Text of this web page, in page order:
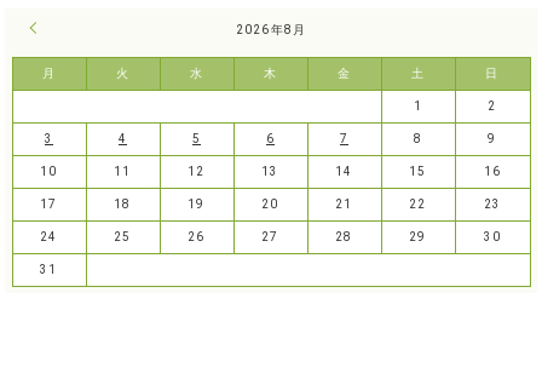
2026年8月
月 火 水 木 金 土 日
1 2
3 4 5 6 7 8 9
10 11 12 13 14 15 16
17 18 19 20 21 22 23
24 25 26 27 28 29 30
31